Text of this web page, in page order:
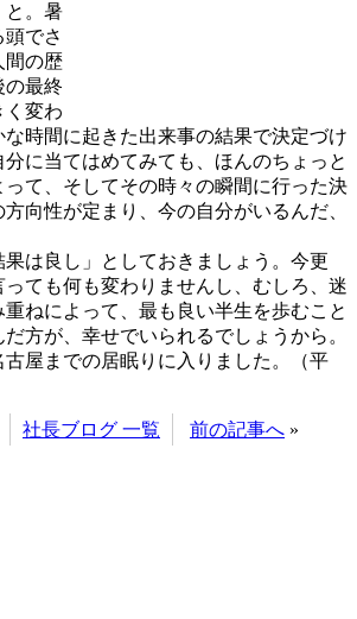
と。暑
でさ
間の歴
の最終
く変わ
な時間に起きた出来事の結果で決定づけ
に当てはめてみても、ほんのちょっと
って、そしてその時々の瞬間に行った決
向性が定まり、今の自分がいるんだ、
果は良し」としておきましょう。今更
っても何も変わりませんし、むしろ、迷
ねによって、最も良い半生を歩むこと
方が、幸せでいられるでしょうから。
屋までの居眠りに入りました。（平
社長ブログ 一覧 前の記事へ »